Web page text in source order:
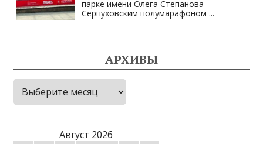
парке имени Олега Степанова
Серпуховским полумарафоном ...
АРХИВЫ
Архивы
Август 2026